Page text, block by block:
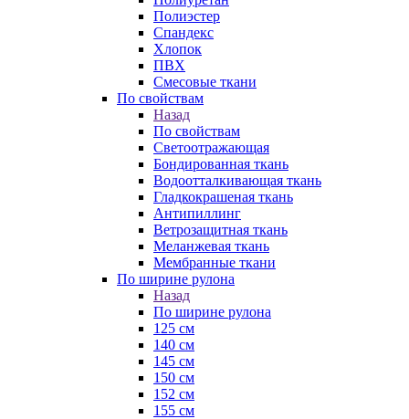
Полиэстер
Спандекс
Хлопок
ПВХ
Смесовые ткани
По свойствам
Назад
По свойствам
Светоотражающая
Бондированная ткань
Водоотталкивающая ткань
Гладкокрашеная ткань
Антипиллинг
Ветрозащитная ткань
Меланжевая ткань
Мембранные ткани
По ширине рулона
Назад
По ширине рулона
125 см
140 см
145 см
150 см
152 см
155 см